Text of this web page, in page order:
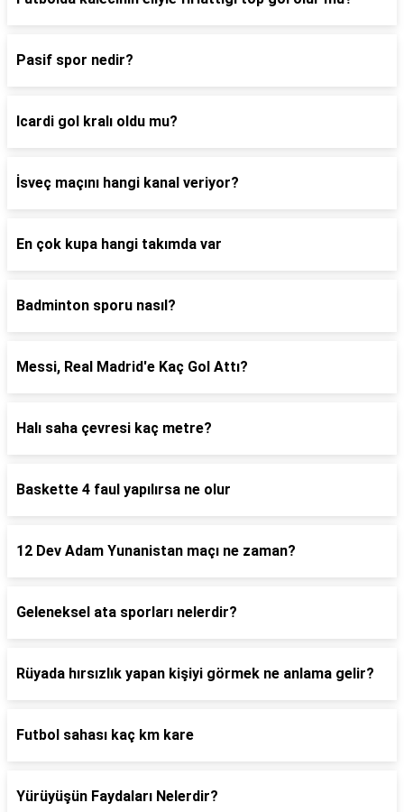
Pasif spor nedir?
Icardi gol kralı oldu mu?
İsveç maçını hangi kanal veriyor?
En çok kupa hangi takımda var
Badminton sporu nasıl?
Messi, Real Madrid'e Kaç Gol Attı?
Halı saha çevresi kaç metre?
Baskette 4 faul yapılırsa ne olur
12 Dev Adam Yunanistan maçı ne zaman?
Geleneksel ata sporları nelerdir?
Rüyada hırsızlık yapan kişiyi görmek ne anlama gelir?
Futbol sahası kaç km kare
Yürüyüşün Faydaları Nelerdir?